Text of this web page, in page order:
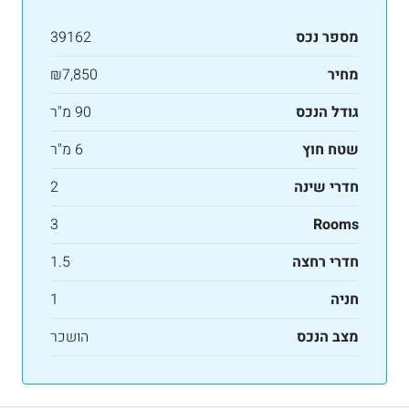
מספר נכס
39162
מחיר
₪7,850
גודל הנכס
90 מ"ר
שטח חוץ
6 מ"ר
חדרי שינה
2
Rooms
3
חדרי רחצה
1.5
חניה
1
מצב הנכס
הושכר